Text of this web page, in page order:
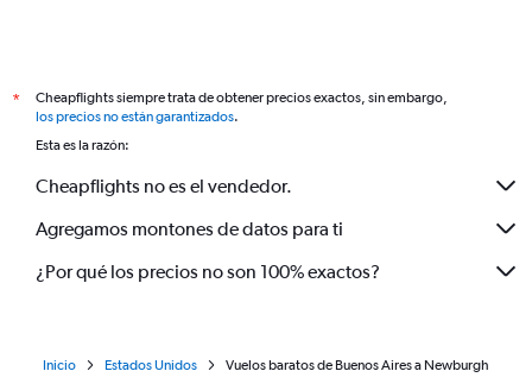
*
Cheapflights siempre trata de obtener precios exactos, sin embargo,
los precios no están garantizados.
Esta es la razón:
Cheapflights no es el vendedor.
Agregamos montones de datos para ti
¿Por qué los precios no son 100% exactos?
Inicio Estados Unidos Vuelos baratos de Buenos Aires a Newburgh